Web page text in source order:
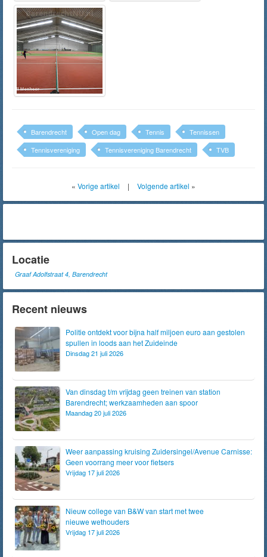
Barendrecht Open dag Tennis
Tennissen
Tennisvereniging
Tennisvereniging Barendrecht TVB
« Vorige artikel | Volgende artikel »
Locatie
Graaf Adolfstraat 4, Barendrecht
Recent nieuws
Politie ontdekt voor bijna half miljoen euro aan gestolen
spullen in loods aan het Zuideinde
Dinsdag 21 juli 2026
Van dinsdag t/m vrijdag geen treinen van station
Barendrecht; werkzaamheden aan spoor
Maandag 20 juli 2026
Weer aanpassing kruising Zuidersingel/Avenue Carnisse:
Geen voorrang meer voor fietsers
Vrijdag 17 juli 2026
Nieuw college van B&W van start met twee
nieuwe wethouders
Vrijdag 17 juli 2026